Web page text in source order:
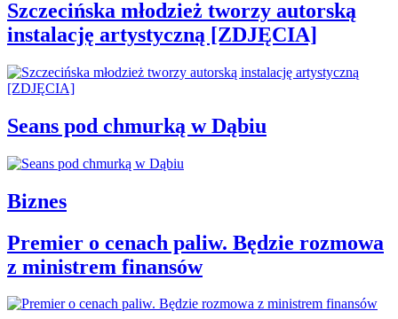
Szczecińska młodzież tworzy autorską
instalację artystyczną [ZDJĘCIA]
Seans pod chmurką w Dąbiu
Biznes
Premier o cenach paliw. Będzie rozmowa
z ministrem finansów